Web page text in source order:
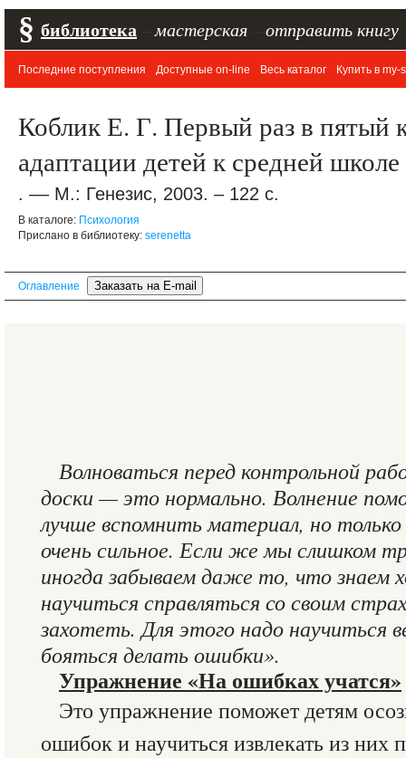
§ библиотека мастерская отправить книгу
Последние поступления Доступные on-line Весь каталог Купить в my-
Коблик Е. Г. Первый раз в пятый
адаптации детей к средней школе
. –– М.: Генезис, 2003. – 122 с.
В каталоге: Психология
Прислано в библиотеку: serenetta
Оглавление
Волноваться перед контрольной
доски — это нормально. Волнение
лучше вспомнить материал, но
очень сильное. Если же мы слишком
иногда забываем даже то, что
научиться справляться со своим
захотеть. Для этого надо научиться
бояться делать ошибки».
Упражнение «На ошибках учатся»
Это упражнение поможет детям
ошибок и научиться извлекать из них